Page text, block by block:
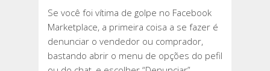
Se você foi vítima de golpe no Facebook
Marketplace, a primeira coisa a se fazer é
denunciar o vendedor ou comprador,
bastando abrir o menu de opções do pefil